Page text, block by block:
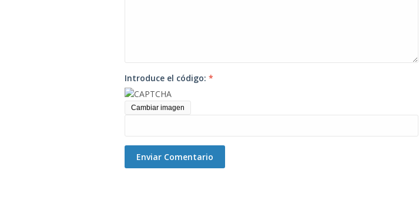
Introduce el código: *
Cambiar imagen
Enviar Comentario